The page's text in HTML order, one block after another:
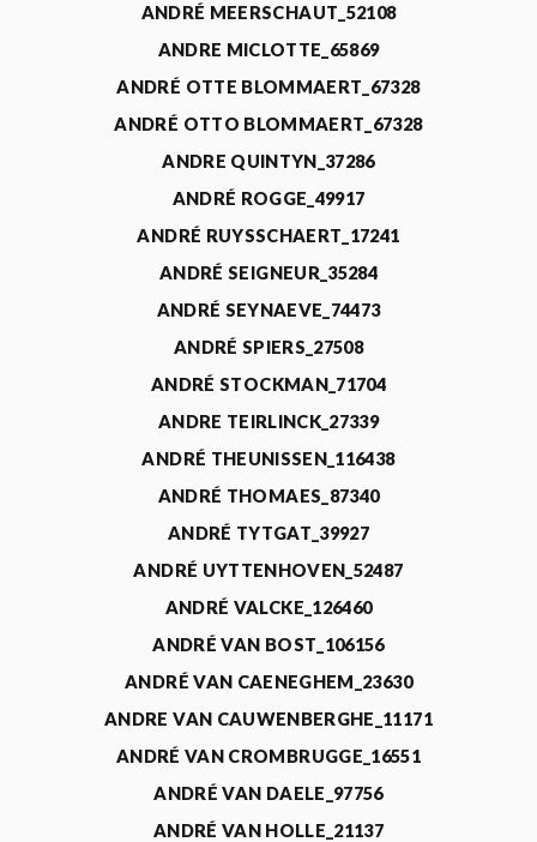
ANDRÉ MEERSCHAUT_52108
ANDRE MICLOTTE_65869
ANDRÉ OTTE BLOMMAERT_67328
ANDRÉ OTTO BLOMMAERT_67328
ANDRE QUINTYN_37286
ANDRÉ ROGGE_49917
ANDRÉ RUYSSCHAERT_17241
ANDRÉ SEIGNEUR_35284
ANDRÉ SEYNAEVE_74473
ANDRÉ SPIERS_27508
ANDRÉ STOCKMAN_71704
ANDRE TEIRLINCK_27339
ANDRÉ THEUNISSEN_116438
ANDRÉ THOMAES_87340
ANDRÉ TYTGAT_39927
ANDRÉ UYTTENHOVEN_52487
ANDRÉ VALCKE_126460
ANDRÉ VAN BOST_106156
ANDRÉ VAN CAENEGHEM_23630
ANDRE VAN CAUWENBERGHE_11171
ANDRÉ VAN CROMBRUGGE_16551
ANDRÉ VAN DAELE_97756
ANDRÉ VAN HOLLE_21137